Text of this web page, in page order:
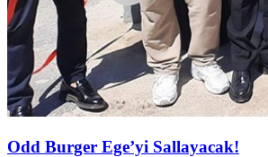
Odd Burger Ege’yi Sallayacak!